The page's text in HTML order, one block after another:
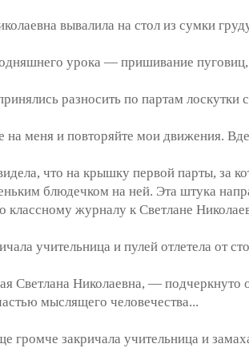
вывалила на стол из сумки
урока — пришивание
разносить по партам лоскутки
меня и повторяйте мои движения.
что на крышку первой парты, за
блюдечком на ней. Эта штука
классному журналу к Светлане
учительница и пулей отлетела от
Николаевна, — подчеркнуто
мыслящего человечества...
закричала учительница и